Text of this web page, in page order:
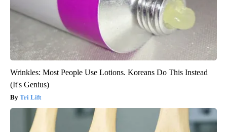
Wrinkles: Most People Use Lotions. Koreans Do This Instead
(It's Genius)
Tri Lift